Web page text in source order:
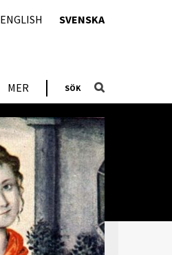
MER SÖK
ENGLISH SVENSKA